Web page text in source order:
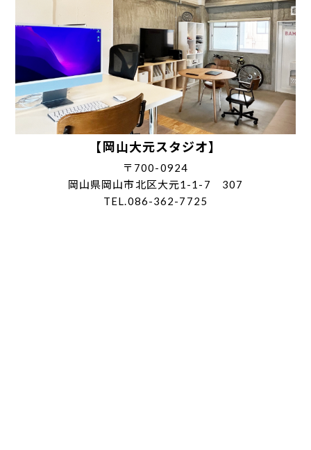
【岡山大元スタジオ】
〒700-0924
岡山県岡山市北区大元1-1-7 307
TEL.086-362-7725